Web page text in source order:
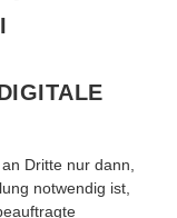
Dritte nur dann,
notwendig ist,